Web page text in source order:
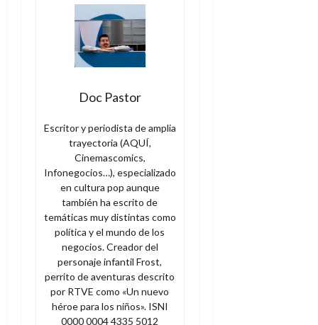
Doc Pastor
Escritor y periodista de amplia
trayectoria (AQUÍ,
Cinemascomics,
Infonegocios…), especializado
en cultura pop aunque
también ha escrito de
temáticas muy distintas como
política y el mundo de los
negocios. Creador del
personaje infantil Frost,
perrito de aventuras descrito
por RTVE como «Un nuevo
héroe para los niños». ISNI
0000 0004 4335 5012